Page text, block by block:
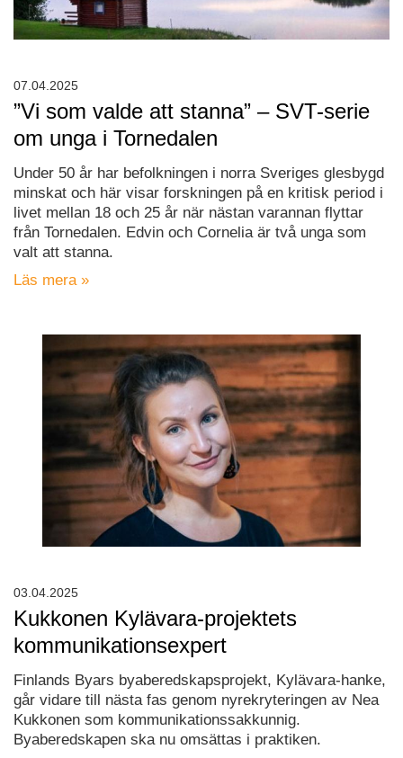
”Vi som valde att stanna” – SVT-serie
om unga i Tornedalen
Under 50 år har befolkningen i norra Sveriges glesbygd
minskat och här visar forskningen på en kritisk period i
livet mellan 18 och 25 år när nästan varannan flyttar
från Tornedalen. Edvin och Cornelia är två unga som
valt att stanna.
Läs mera »
07.04.2025
Kukkonen Kylävara-projektets
kommunikationsexpert
Finlands Byars byaberedskapsprojekt, Kylävara-hanke,
går vidare till nästa fas genom nyrekryteringen av Nea
Kukkonen som kommunikationssakkunnig.
Byaberedskapen ska nu omsättas i praktiken.
03.04.2025